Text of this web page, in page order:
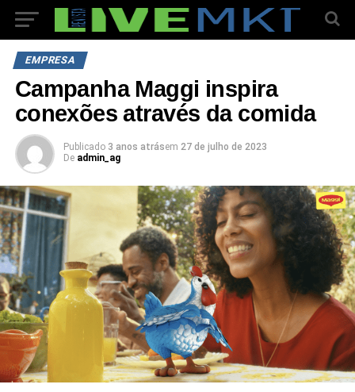
EMPRESA
Campanha Maggi inspira
conexões através da comida
Publicado 3 anos atrásem 27 de julho de 2023
De admin_ag